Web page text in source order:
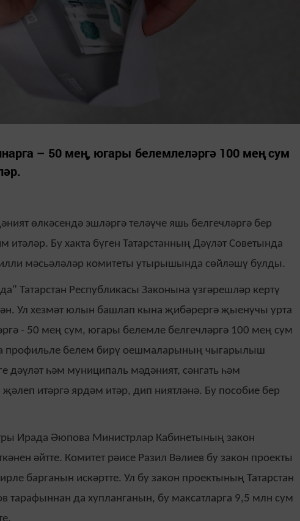
– 50 мең, югары белемлеләргә 100 мең сум
өлкәсендә эшләргә теләүче яшь белгечләргә бер
итәләр. Бу хакта бүген Татарстанның Дәүләт Советында
мәсьәләләр комитеты утырышында сөйләшү булды.
Татарстан Республикасы Законына үзгәрешләр кертү
Ул хезмәт юлын башлап кына җибәрергә җыенучы урта
- 50 мең сум, югары белемле белгечләргә 100 мең сум
профильле белем бирү оешмаларының чыгарылыш
дәүләт һәм муниципаль мәдәният, сәнгать һәм
итәргә ярдәм итәр, дип ниятләнә. Бу пособие бер
Ирада Әюпова Министрлар Кабинетының закон
әйтте. Комитет рәисе Разил Вәлиев бу закон проекты
барганын искәртте. Ул бу закон проектының Татарстан
тарафыннан да хупланганын, бу максатларга 9,5 млн сум